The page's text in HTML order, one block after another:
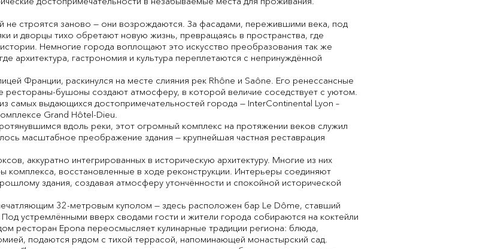
не строятся заново — они возрождаются. За фасадами, пережившими века, под
и дворцы тихо обретают новую жизнь, превращаясь в пространства, где
Немногие города воплощают это искусство преобразования так же
архитектура, гастрономия и культура переплетаются с непринуждённой
Франции, раскинулся на месте слияния рек Rhône и Saône. Его ренессансные
бушоны создают атмосферу, в которой величие соседствует с уютом.
самых выдающихся достопримечательностей города — InterContinental Lyon –
Grand Hôtel-Dieu.
вдоль реки, этот огромный комплекс на протяжении веков служил
масштабное преображение здания — крупнейшая частная реставрация
аккуратно интегрированных в историческую архитектуру. Многие из них
комплекса, восстановленные в ходе реконструкции. Интерьеры соединяют
здания, создавая атмосферу утончённости и спокойной исторической
32-метровым куполом — здесь расположен бар Le Dôme, ставший
устремлёнными вверх сводами гости и жители города собираются на коктейли
ресторан Epona переосмысляет кулинарные традиции региона: блюда,
подаются рядом с тихой террасой, напоминающей монастырский сад.